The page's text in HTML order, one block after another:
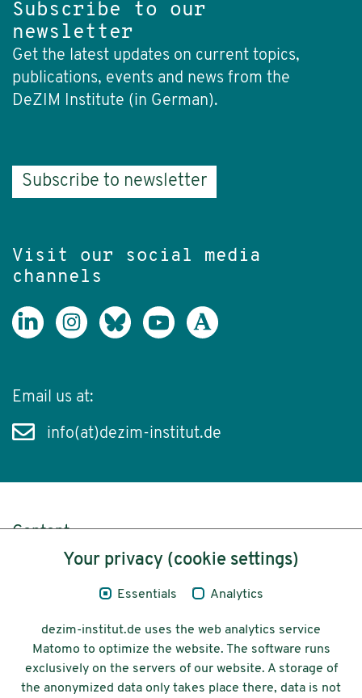
Subscribe to our
newsletter
Get the latest updates on current topics,
publications, events and news from the
DeZIM Institute (in German).
Subscribe to newsletter
Visit our social media
channels
Email us at:
info(at)dezim-institut.de
Content
Legal Notice
© 2026 Deutsches Zentrum für
Integrations-
Your privacy (cookie settings)
Essentials Analytics
dezim-institut.de uses the web analytics service
Matomo to optimize the website. The software runs
exclusively on the servers of our website. A storage of
the anonymized data only takes place there, data is not